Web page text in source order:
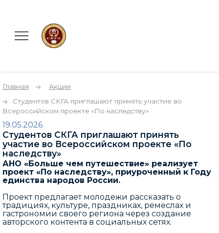
Главная
Акции
Студентов СКГА приглашают принять участие во
Всероссийском проекте «По наследству»
19.05.2026
Студентов СКГА приглашают принять
участие во Всероссийском проекте «По
наследству»
АНО «Больше чем путешествие» реализует
проект «По наследству», приуроченный к Году
единства народов России.
Проект предлагает молодежи рассказать о
традициях, культуре, праздниках, ремеслах и
гастрономии своего региона через создание
авторского контента в социальных сетях.